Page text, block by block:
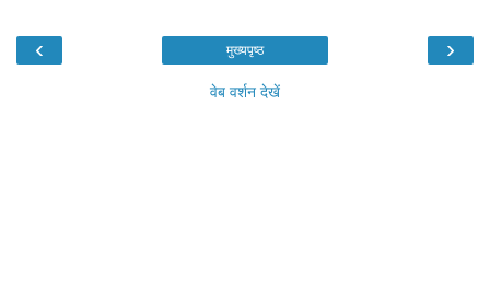
‹ ›
मुख्यपृष्ठ
वेब वर्शन देखें